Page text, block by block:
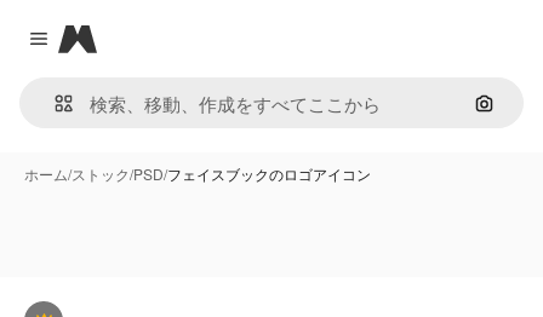
Close menu
Magnific
画像で
ホーム/ストック/PSD/フェイスブックのロゴアイコン